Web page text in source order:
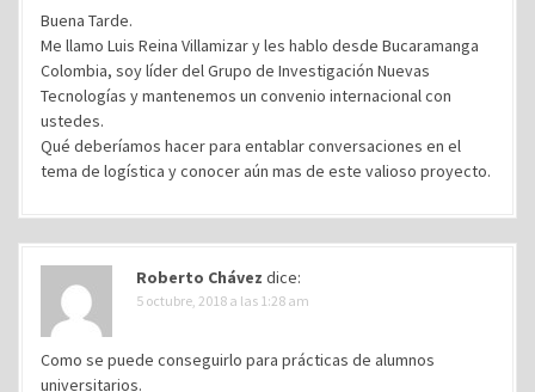
Buena Tarde.
Me llamo Luis Reina Villamizar y les hablo desde Bucaramanga
Colombia, soy líder del Grupo de Investigación Nuevas
Tecnologías y mantenemos un convenio internacional con
ustedes.
Qué deberíamos hacer para entablar conversaciones en el
tema de logística y conocer aún mas de este valioso proyecto.
Roberto Chávez dice:
5 octubre, 2018 a las 1:28 am
Como se puede conseguirlo para prácticas de alumnos
universitarios.